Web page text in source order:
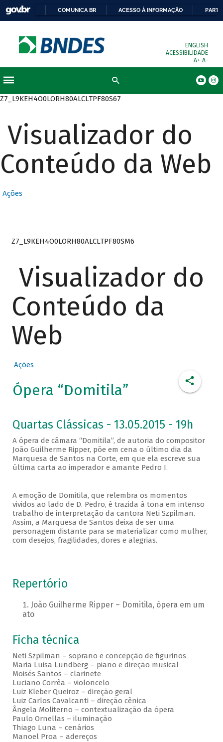
COMUNICA BR ACESSO À INFORMAÇÃO
ENGLISH
ACESSIBILIDADE
A+ A-
Z7_L9KEH4O0LORH80ALCLTPF80S67
Visualizador do
Conteúdo da Web
Ações
Z7_L9KEH4O0LORH80ALCLTPF80SM6
Visualizador do
Conteúdo da
Web
Ações
Ópera “Domitila”
Quartas Clássicas - 13.05.2015 - 19h
A ópera de câmara “Domitila”, de autoria do compositor
João Guilherme Ripper, põe em cena o último dia da
Marquesa de Santos na Corte, em que ela escreve sua
última carta ao imperador e amante Pedro I.
A emoção de Domitila, que relembra os momentos
vividos ao lado de D. Pedro, é trazida à tona em intenso
trabalho de interpretação da cantora Neti Szpilman.
Assim, a Marquesa de Santos deixa de ser uma
personagem distante para se materializar como mulher,
com desejos, fragilidades, dores e alegrias.
Repertório
João Guilherme Ripper – Domitila, ópera em um
ato
Ficha técnica
Neti Szpilman – soprano e concepção de figurinos
Maria Luisa Lundberg – piano e direção musical
Moisés Santos – clarinete
Luciano Corrêa – violoncelo
Luiz Kleber Queiroz – direção geral
Luiz Carlos Cavalcanti – direção cênica
Ângela Moliterno – contextualização da ópera
Paulo Ornellas – iluminação
Thiago Luna – cenários
Manoel Proa – adereços